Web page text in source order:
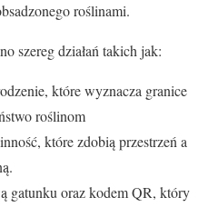
roślinami.
szereg działań takich jak:
które wyznacza granice
roślinom
które zdobią przestrzeń a
gatunku oraz kodem QR, który